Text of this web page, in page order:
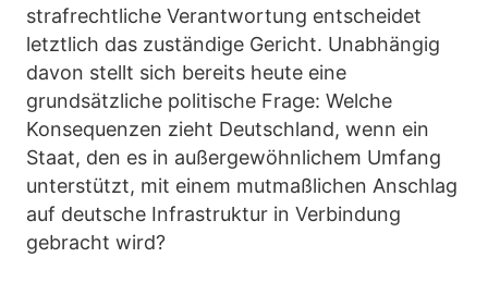
strafrechtliche Verantwortung entscheidet
letztlich das zuständige Gericht. Unabhängig
davon stellt sich bereits heute eine
grundsätzliche politische Frage: Welche
Konsequenzen zieht Deutschland, wenn ein
Staat, den es in außergewöhnlichem Umfang
unterstützt, mit einem mutmaßlichen Anschlag
auf deutsche Infrastruktur in Verbindung
gebracht wird?